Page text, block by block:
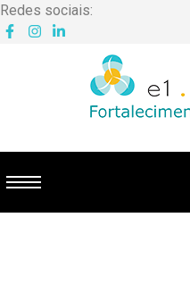
Redes sociais: